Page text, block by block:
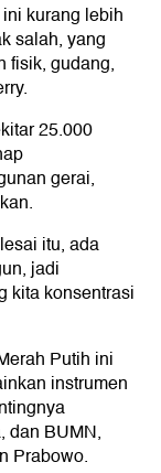
kurang lebih
salah, yang
fisik, gudang,
25.000
gerai,
itu, ada
jadi
kita konsentrasi
Putih ini
instrumen
dan BUMN,
Prabowo.